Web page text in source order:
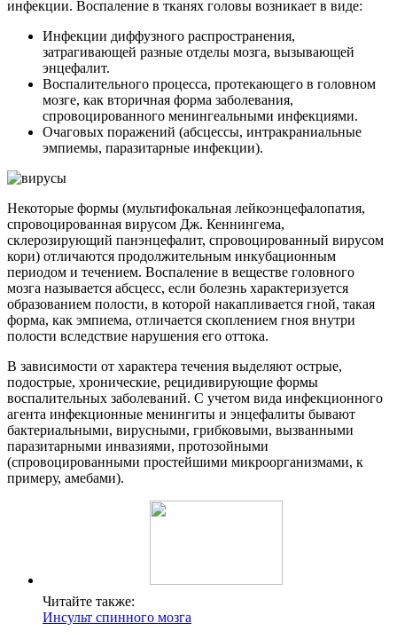
инфекции. Воспаление в тканях головы возникает в виде:
Инфекции диффузного распространения,
затрагивающей разные отделы мозга, вызывающей
энцефалит.
Воспалительного процесса, протекающего в головном
мозге, как вторичная форма заболевания,
спровоцированного менингеальными инфекциями.
Очаговых поражений (абсцессы, интракраниальные
эмпиемы, паразитарные инфекции).
Некоторые формы (мультифокальная лейкоэнцефалопатия,
спровоцированная вирусом Дж. Кеннингема,
склерозирующий панэнцефалит, спровоцированный вирусом
кори) отличаются продолжительным инкубационным
периодом и течением. Воспаление в веществе головного
мозга называется абсцесс, если болезнь характеризуется
образованием полости, в которой накапливается гной, такая
форма, как эмпиема, отличается скоплением гноя внутри
полости вследствие нарушения его оттока.
В зависимости от характера течения выделяют острые,
подострые, хронические, рецидивирующие формы
воспалительных заболеваний. С учетом вида инфекционного
агента инфекционные менингиты и энцефалиты бывают
бактериальными, вирусными, грибковыми, вызванными
паразитарными инвазиями, протозойными
(спровоцированными простейшими микроорганизмами, к
примеру, амебами).
Читайте также:
Инсульт спинного мозга